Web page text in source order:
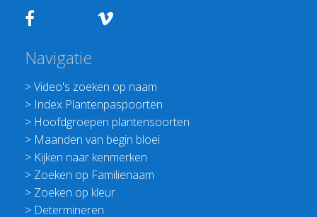
Navigatie
>Video's zoeken op naam
> Index Plantenpaspoorten
> Hoofdgroepen plantensoorten
> Maanden van begin bloei
> Kijken naar kenmerken
> Zoeken op Familienaam
> Zoeken op kleur
> Determineren